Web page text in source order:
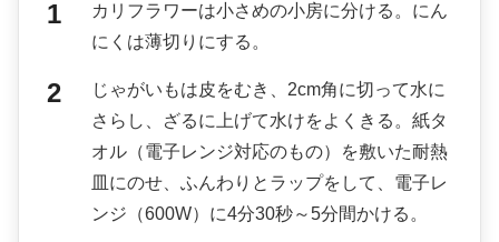
カリフラワーは小さめの小房に分ける。にん
にくは薄切りにする。
じゃがいもは皮をむき、2cm角に切って水に
さらし、ざるに上げて水けをよくきる。紙タ
オル（電子レンジ対応のもの）を敷いた耐熱
皿にのせ、ふんわりとラップをして、電子レ
ンジ（600W）に4分30秒～5分間かける。